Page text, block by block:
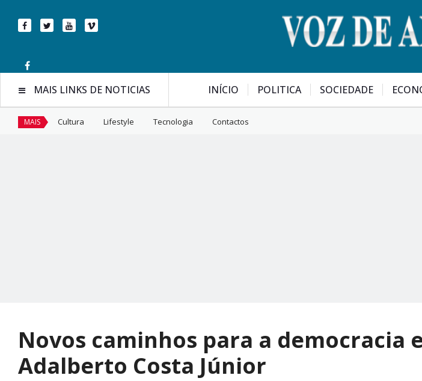
INÍCIO POLITICA SOCIEDADE
MAIS LINKS DE NOTICIAS
MAIS Cultura Lifestyle Tecnologia Contactos
Novos caminhos para a democracia
Adalberto Costa Júnior